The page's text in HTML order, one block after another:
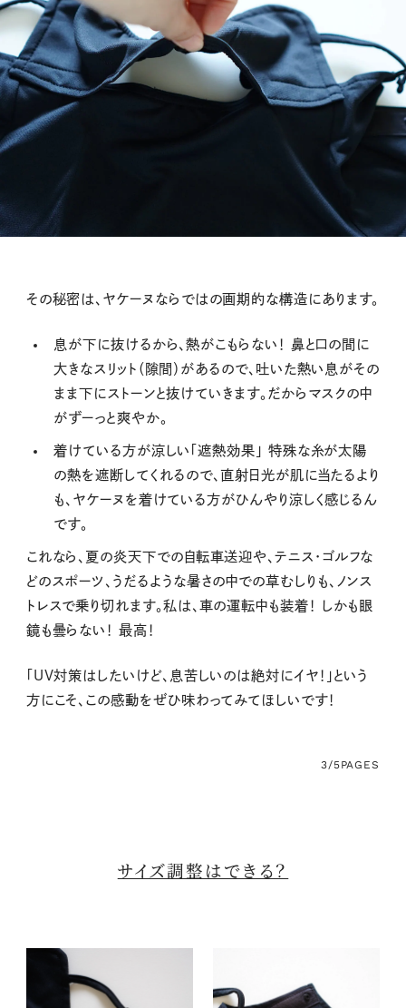
その秘密は、ヤケーヌならではの画期的な構造にあります。
息が下に抜けるから、熱がこもらない！ 鼻と口の間に
大きなスリット（隙間）があるので、吐いた熱い息がその
まま下にストーンと抜けていきます。だからマスクの中
がずーっと爽やか。
着けている方が涼しい「遮熱効果」 特殊な糸が太陽
の熱を遮断してくれるので、直射日光が肌に当たるより
も、ヤケーヌを着けている方がひんやり涼しく感じるん
です。
これなら、夏の炎天下での自転車送迎や、テニス・ゴルフな
どのスポーツ、うだるような暑さの中での草むしりも、ノンス
トレスで乗り切れます。私は、車の運転中も装着！ しかも眼
鏡も曇らない！ 最高！
「UV対策はしたいけど、息苦しいのは絶対にイヤ！」という
方にこそ、この感動をぜひ味わってみてほしいです！
3/5PAGES
サイズ調整はできる？